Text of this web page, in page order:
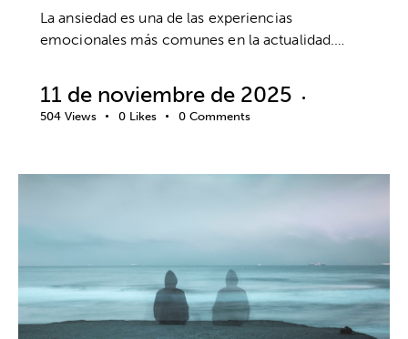
La ansiedad es una de las experiencias
emocionales más comunes en la actualidad.…
11 de noviembre de 2025
504 Views 0 Likes 0 Comments